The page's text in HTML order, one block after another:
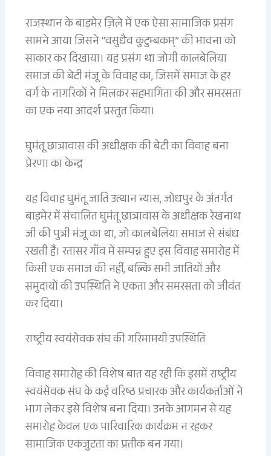
राजस्थान के बाड़मेर ज़िले में एक ऐसा सामाजिक प्रसंग
सामने आया जिसने “वसुधैव कुटुम्बकम्” की भावना को
साकार कर दिखाया। यह प्रसंग था जोगी कालबेलिया
समाज की बेटी मंजू के विवाह का, जिसमें समाज के हर
वर्ग के नागरिकों ने मिलकर सहभागिता की और समरसता
का एक नया आदर्श प्रस्तुत किया।
घुमंतू छात्रावास की अधीक्षक की बेटी का विवाह बना
प्रेरणा का केन्द्र
यह विवाह घुमंतू जाति उत्थान न्यास, जोधपुर के अंतर्गत
बाड़मेर में संचालित घुमंतू छात्रावास के अधीक्षक रेखनाथ
जी की पुत्री मंजू का था, जो कालबेलिया समाज से संबंध
रखती हैं। रतासर गाँव में सम्पन्न हुए इस विवाह समारोह में
किसी एक समाज की नहीं, बल्कि सभी जातियों और
समुदायों की उपस्थिति ने एकता और समरसता को जीवंत
कर दिया।
राष्ट्रीय स्वयंसेवक संघ की गरिमामयी उपस्थिति
विवाह समारोह की विशेष बात यह रही कि इसमें राष्ट्रीय
स्वयंसेवक संघ के कई वरिष्ठ प्रचारक और कार्यकर्ताओं ने
भाग लेकर इसे विशेष बना दिया। उनके आगमन से यह
समारोह केवल एक पारिवारिक कार्यक्रम न रहकर
सामाजिक एकजुटता का प्रतीक बन गया।